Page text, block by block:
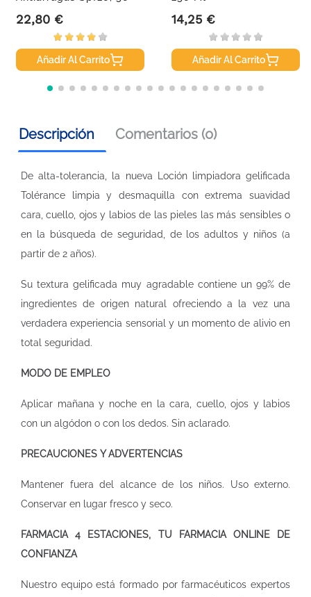
Precio
22,80 €
Añadir Al Carrito
Precio
14,25 €
Añadir Al Carrito
Descripción Comentarios (0)
De alta-tolerancia, la nueva Loción limpiadora gelificada
Tolérance limpia y desmaquilla con extrema suavidad
cara, cuello, ojos y labios de las pieles las más sensibles o
en la búsqueda de seguridad, de los adultos y niños (a
partir de 2 años).
Su textura gelificada muy agradable contiene un 99% de
ingredientes de origen natural ofreciendo a la vez una
verdadera experiencia sensorial y un momento de alivio en
total seguridad.
MODO DE EMPLEO
Aplicar mañana y noche en la cara, cuello, ojos y labios
con un algódon o con los dedos. Sin aclarado.
PRECAUCIONES Y ADVERTENCIAS
Mantener fuera del alcance de los niños. Uso externo.
Conservar en lugar fresco y seco.
FARMACIA 4 ESTACIONES, TU FARMACIA ONLINE DE
CONFIANZA
Nuestro equipo está formado por farmacéuticos expertos